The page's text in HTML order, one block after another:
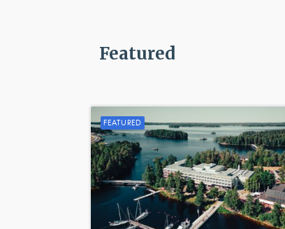
Featured
FEATURED